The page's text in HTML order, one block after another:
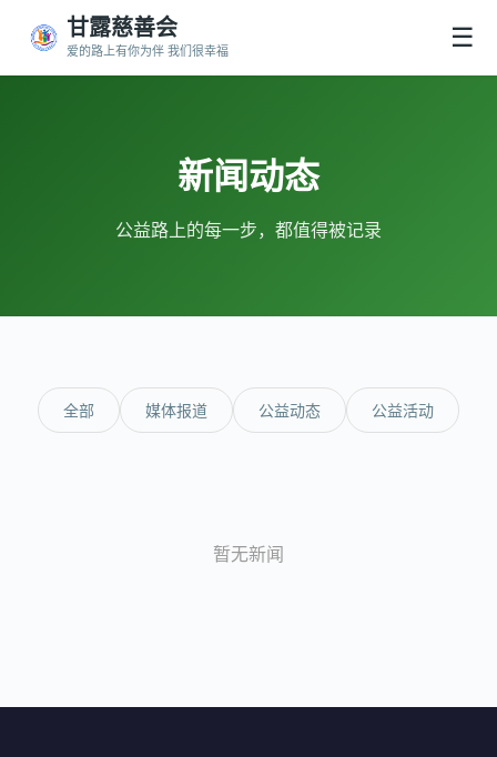
甘露慈善会
爱的路上有你为伴 我们很幸福 ☰
新闻动态
公益路上的每一步，都值得被记录
全部 媒体报道 公益动态 公益活动
暂无新闻